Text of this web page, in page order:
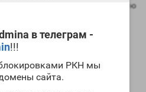
в телеграм -
!!!
РКН мы
сайта.
набрать качественную
сушки. Могут
купить
цикла.
невысок, то риски
Также препарат не столь
жидкость в сравнении с